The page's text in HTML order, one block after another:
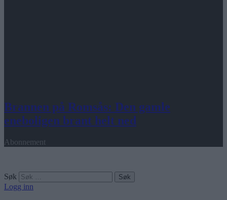
Brannen på Romsås: Den gamle
eneboligen brant helt ned
Abonnement
Søk
Logg inn